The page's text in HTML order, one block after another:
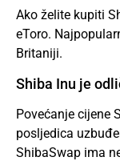
Ako želite kupiti
eToro.
Britaniji.
Shiba Inu je
Povećanje cijene
posljedica
ShibaSwap ima